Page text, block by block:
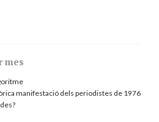
mes
manifestació dels periodistes de 1976